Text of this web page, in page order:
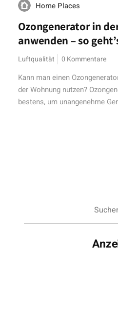
Home Places
Ozongenerator in
anwenden – so
Luftqualität 0 Kommentare
Kann man einen
der Wohnung nutzen?
bestens, um unangenehme